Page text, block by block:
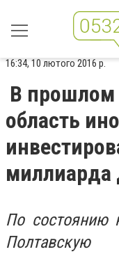
16:34, 10 лютого 2016 р.
В прошлом
область
миллиарда
По состоянию
Полтавскую